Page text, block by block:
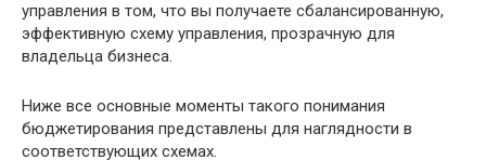
управления в том, что вы получаете сбалансированную,
эффективную схему управления, прозрачную для
владельца бизнеса.
Ниже все основные моменты такого понимания
бюджетирования представлены для наглядности в
соответствующих схемах.